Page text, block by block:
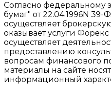
Согласно федеральному
бумаг" от 22.04.1996N
осуществляет
оказывает услуги
осуществляет
предоставлению
вопросам финансового
материалы на сайте
информационный